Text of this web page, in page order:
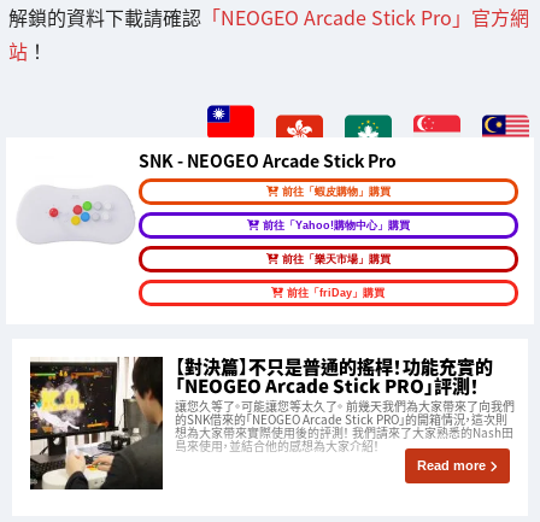
解鎖的資料下載請確認 「NEOGEO Arcade Stick Pro」官方網
站 ！
SNK - NEOGEO Arcade Stick Pro
前往「蝦皮購物」購買
前往「Yahoo!購物中心」購買
前往「樂天市場」購買
前往「friDay」購買
【對決篇】不只是普通的搖桿！功能充實的
「NEOGEO Arcade Stick PRO」評測！
讓您久等了。可能讓您等太久了。 前幾天我們為大家帶來了向我們
的SNK借來的「NEOGEO Arcade Stick PRO」的開箱情況，這次則
想為大家帶來實際使用後的評測！ 我們請來了大家熟悉的Nash田
島來使用，並結合他的感想為大家介紹！
Read more